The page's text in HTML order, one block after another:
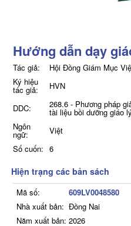
Hướng dẫn dạy
Tác giả:
Hội Đồng Giám Mục
Ký hiệu
tác giả:
HVN
DDC:
268.6 - Phương pháp
tài liệu bồi dưỡng giáo
Ngôn
ngữ:
Việt
Số cuốn: 6
Hiện trạng các bản sách
Mã số:
609LV0048580
Nhà xuất bản: Đồng Nai
Năm xuất bản: 2026